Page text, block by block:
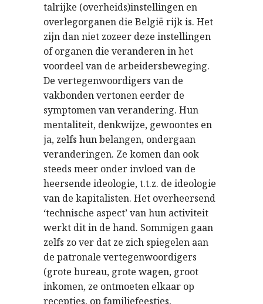
talrijke (overheids)instellingen en
overlegorganen die België rijk is. Het
zijn dan niet zozeer deze instellingen
of organen die veranderen in het
voordeel van de arbeidersbeweging.
De vertegenwoordigers van de
vakbonden vertonen eerder de
symptomen van verandering. Hun
mentaliteit, denkwijze, gewoontes en
ja, zelfs hun belangen, ondergaan
veranderingen. Ze komen dan ook
steeds meer onder invloed van de
heersende ideologie, t.t.z. de ideologie
van de kapitalisten. Het overheersend
‘technische aspect’ van hun activiteit
werkt dit in de hand. Sommigen gaan
zelfs zo ver dat ze zich spiegelen aan
de patronale vertegenwoordigers
(grote bureau, grote wagen, groot
inkomen, ze ontmoeten elkaar op
recepties, op familiefeestjes,